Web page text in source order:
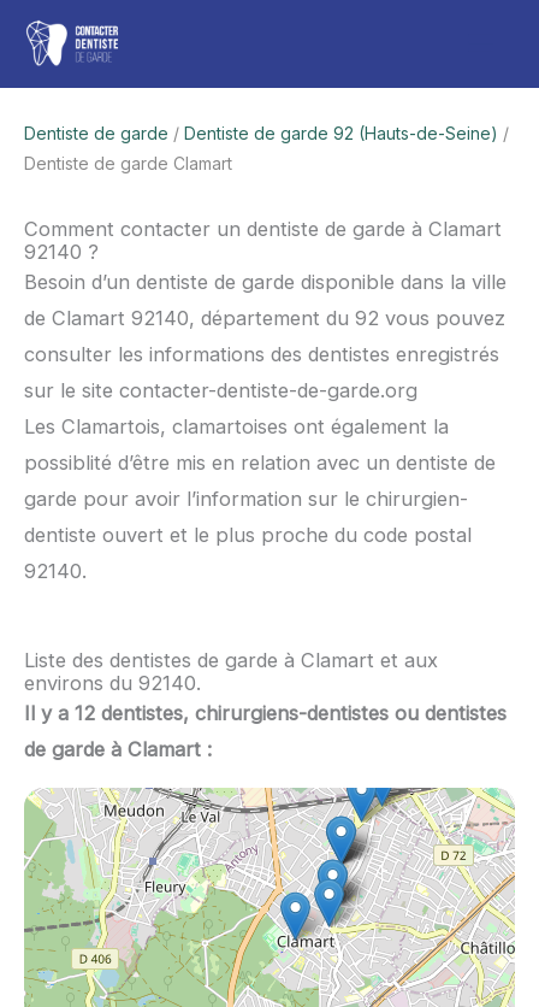
Aller
contenu
Dentiste de garde / Dentiste de garde 92 (Hauts-de-Seine) /
Dentiste de garde Clamart
Comment contacter un dentiste de garde à Clamart
92140 ?
Besoin d’un dentiste de garde disponible dans la ville
de Clamart 92140, département du 92 vous pouvez
consulter les informations des dentistes enregistrés
sur le site contacter-dentiste-de-garde.org
Les Clamartois, clamartoises ont également la
possiblité d’être mis en relation avec un dentiste de
garde pour avoir l’information sur le chirurgien-
dentiste ouvert et le plus proche du code postal
92140.
Liste des dentistes de garde à Clamart et aux
environs du 92140.
Il y a 12 dentistes, chirurgiens-dentistes ou dentistes
de garde à Clamart :